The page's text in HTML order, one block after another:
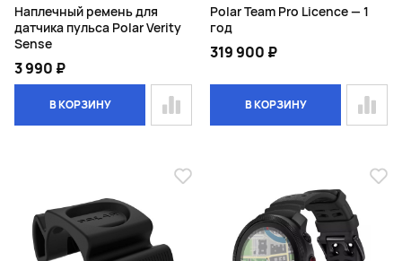
Наплечный ремень для
датчика пульса Polar Verity
Sense
3 990 ₽
В КОРЗИНУ
Polar Team Pro Licence — 1
год
319 900 ₽
В КОРЗИНУ